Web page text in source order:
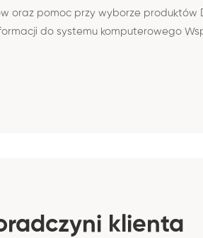
oraz pomoc przy wyborze
do systemu komputerowego
klienta